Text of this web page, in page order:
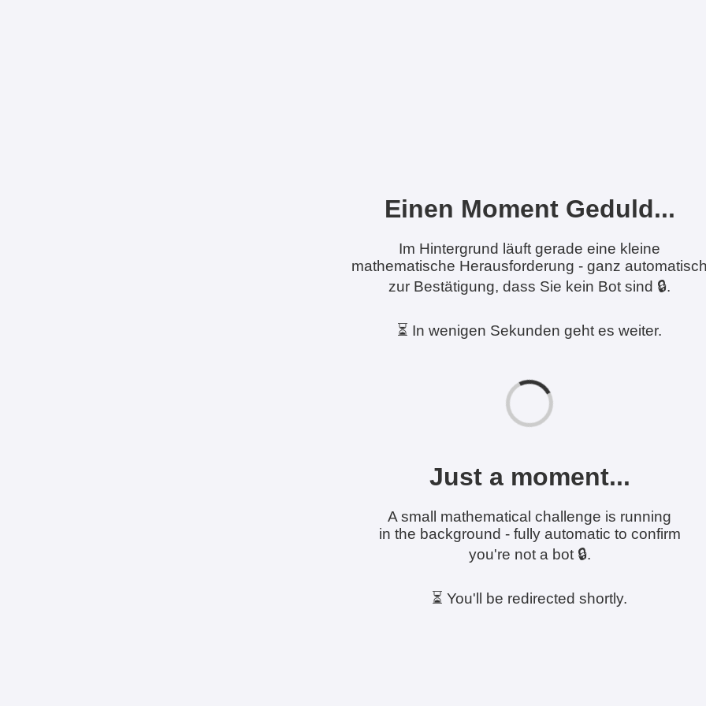
Einen Moment Geduld...
Im Hintergrund läuft gerade eine kleine
mathematische Herausforderung - ganz
zur Bestätigung, dass Sie kein Bot sind 🔒.
⏳ In wenigen Sekunden geht es weiter.
Just a moment...
A small mathematical challenge is running
in the background - fully automatic to confirm
you're not a bot 🔒.
⏳ You'll be redirected shortly.